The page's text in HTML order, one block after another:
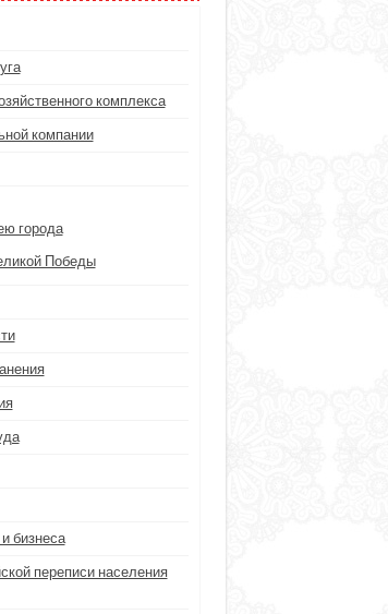
комплекса
компании
города
Победы
бизнеса
переписи населения